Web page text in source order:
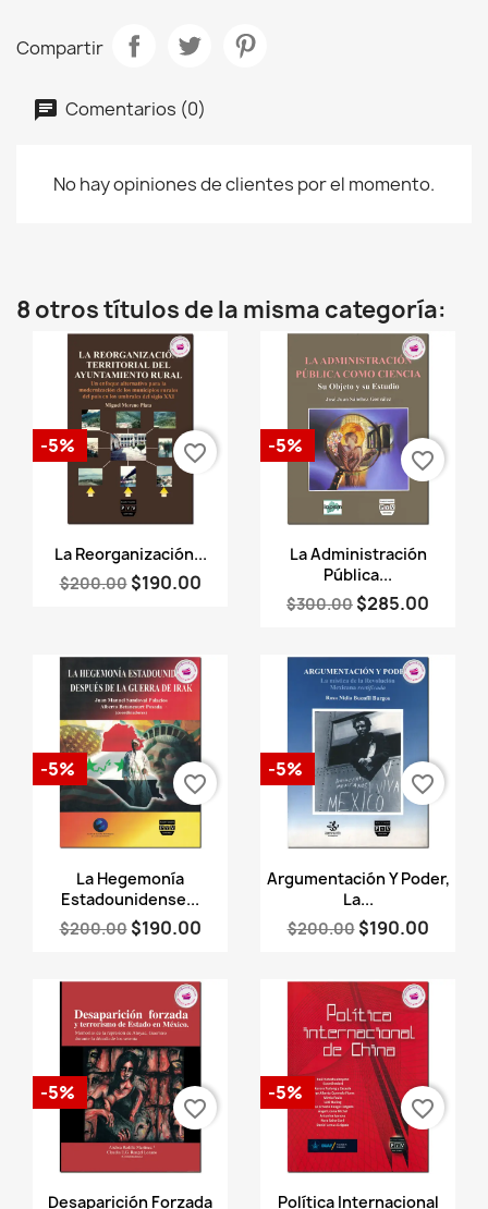
Compartir
Comentarios (0)
No hay opiniones de clientes por el momento.
8 otros títulos de la misma categoría:
Vista rápida
La Reorganización...
$200.00 $190.00
-5% favorite_border
Vista rápida
La Administración
Pública...
$300.00 $285.00
-5%
favorite_border
Vista rápida
La Hegemonía
Estadounidense...
$200.00 $190.00
-5%
favorite_border
Vista rápida
Argumentación Y Poder,
La...
$200.00 $190.00
-5%
favorite_border
Vista rápida
Desaparición Forzada
-5%
favorite_border
Vista rápida
Política Internacional
-5%
favorite_border